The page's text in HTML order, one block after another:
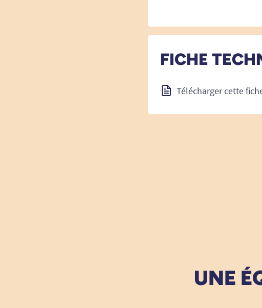
FICHE
Télécharger cette
UNE